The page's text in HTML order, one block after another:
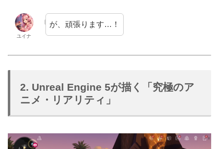
ユイナ
が、頑張ります…！
2. Unreal Engine 5が描く「究極のア
ニメ・リアリティ」